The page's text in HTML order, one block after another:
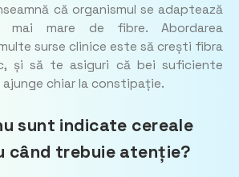
că organismul se adaptează
mare de fibre. Abordarea
surse clinice este să crești fibra
și să te asiguri că bei suficiente
chiar la constipație.
sunt indicate cereale
când trebuie atenție?